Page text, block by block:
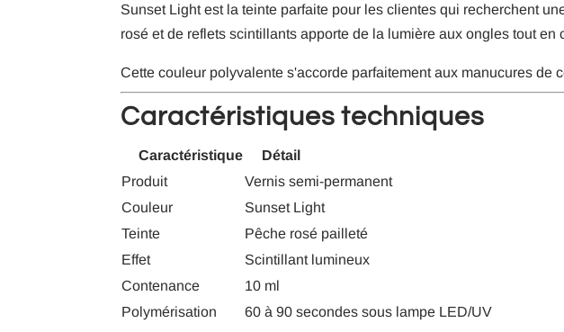
Sunset Light est la teinte parfaite pour les clientes qui recherchent
rosé et de reflets scintillants apporte de la lumière aux ongles tout en
Cette couleur polyvalente s'accorde parfaitement aux manucures
Caractéristiques techniques
Caractéristique
Détail
Produit
Vernis semi-permanent
Couleur
Sunset Light
Teinte
Pêche rosé pailleté
Effet
Scintillant lumineux
Contenance
10 ml
Polymérisation
60 à 90 secondes sous lampe LED/UV